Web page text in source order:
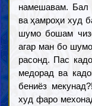
намешавам. Бал
ва ҳамроҳи худ
шумо бошам
агар ман бо
расонд. Пас
медорад ва
бениёз
худ фаро